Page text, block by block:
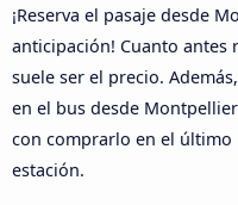
¡Reserva el pasaje desde
anticipación! Cuanto antes
suele ser el precio.
en el bus desde
con comprarlo en el
estación.